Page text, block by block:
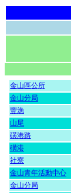
金山區公所
金山分局
豐漁
山尾
磺港路
磺港
社寮
金山青年活動中心
金山分局